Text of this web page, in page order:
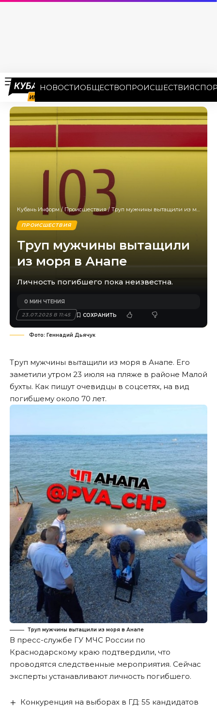
НОВОСТИОБЩЕСТВОПРОИСШЕСТВИЯ
Кубань Информ / Происшествия/ Труп мужчины вытащили из моря в Анапе
ПРОИСШЕСТВИЯ
Труп мужчины вытащили
из моря в Анапе
Личность погибшего пока неизвестна.
23.07.2025 В 11:45
0 МИН ЧТЕНИЯ
Фото: Геннадий Дьячук
Труп мужчины вытащили из моря в Анапе. Его
заметили утром 23 июля на пляже в районе Малой
бухты. Как пишут очевидцы в соцсетях, на вид
погибшему около 70 лет.
Труп мужчины вытащили из моря в Анапе
В пресс-службе ГУ МЧС России по
Краснодарскому краю подтвердили, что
проводятся следственные мероприятия. Сейчас
эксперты устанавливают личность погибшего.
Конкуренция на выборах в ГД: 55 кандидатов